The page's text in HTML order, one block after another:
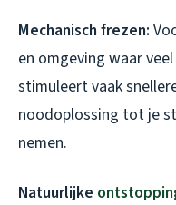
Mechanisch frezen:
en omgeving waar
stimuleert vaak
noodoplossing tot je
nemen.
Natuurlijke